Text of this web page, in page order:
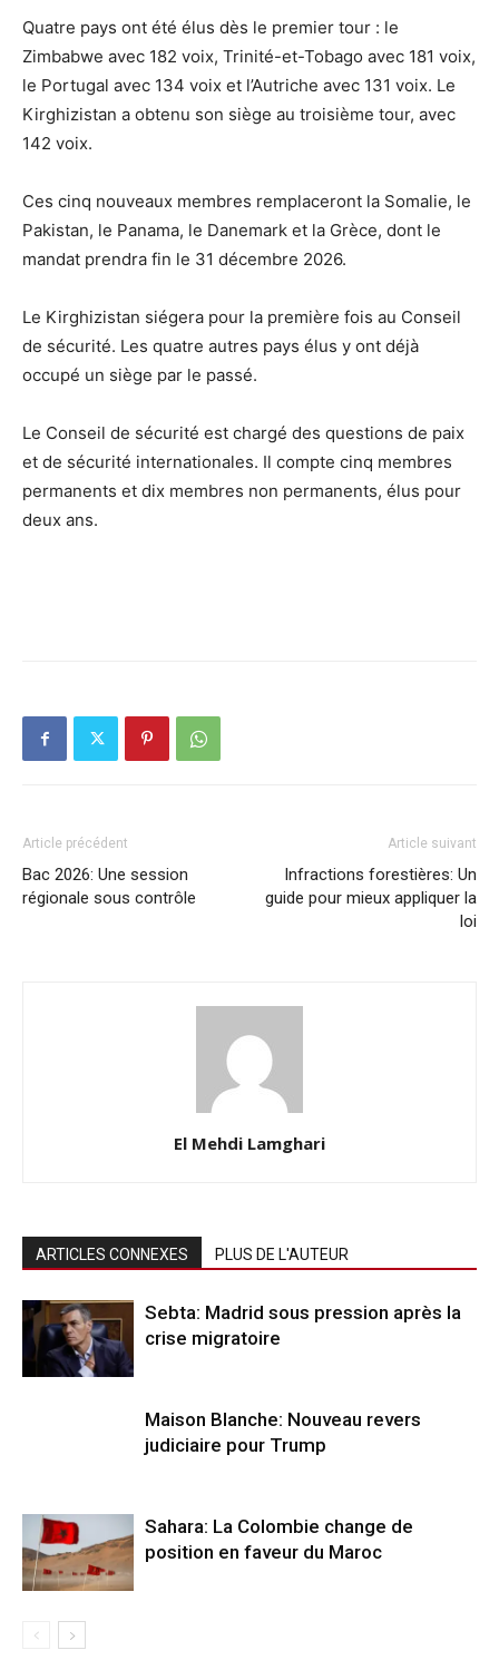
Quatre pays ont été élus dès le premier tour : le
Zimbabwe avec 182 voix, Trinité-et-Tobago avec 181 voix,
le Portugal avec 134 voix et l’Autriche avec 131 voix. Le
Kirghizistan a obtenu son siège au troisième tour, avec
142 voix.
Ces cinq nouveaux membres remplaceront la Somalie, le
Pakistan, le Panama, le Danemark et la Grèce, dont le
mandat prendra fin le 31 décembre 2026.
Le Kirghizistan siégera pour la première fois au Conseil
de sécurité. Les quatre autres pays élus y ont déjà
occupé un siège par le passé.
Le Conseil de sécurité est chargé des questions de paix
et de sécurité internationales. Il compte cinq membres
permanents et dix membres non permanents, élus pour
deux ans.
Article précédent
Bac 2026: Une session
régionale sous contrôle
Article suivant
Infractions forestières: Un
guide pour mieux appliquer la
loi
El Mehdi Lamghari
ARTICLES CONNEXES PLUS DE L'AUTEUR
Sebta: Madrid sous pression après la
crise migratoire
Maison Blanche: Nouveau revers
judiciaire pour Trump
Sahara: La Colombie change de
position en faveur du Maroc